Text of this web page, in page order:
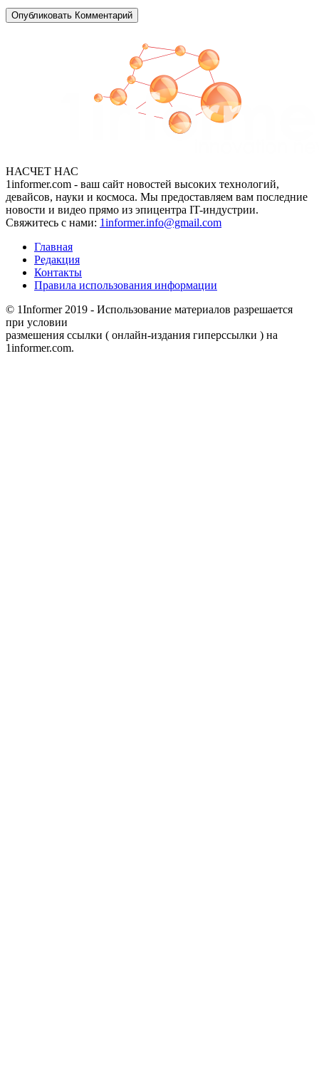
НАСЧЕТ НАС
1informer.com - ваш сайт новостей высоких технологий,
девайсов, науки и космоса. Мы предоставляем вам последние
новости и видео прямо из эпицентра IT-индустрии.
Свяжитесь с нами: 1informer.info@gmail.com
Главная
Редакция
Контакты
Правила использования информации
© 1Informer 2019 - Использование материалов разрешается
при условии
размешения ссылки ( онлайн-издания гиперссылки ) на
1informer.com.